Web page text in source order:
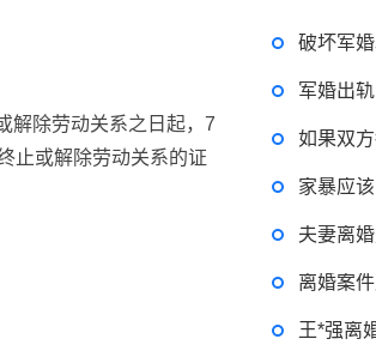
解除劳动关系之日起，7
止或解除劳动关系的证
破坏军婚
军婚出轨
如果双方
家暴应该
夫妻离婚
离婚案件应
王*强离婚案
回复：可
2022-11-14